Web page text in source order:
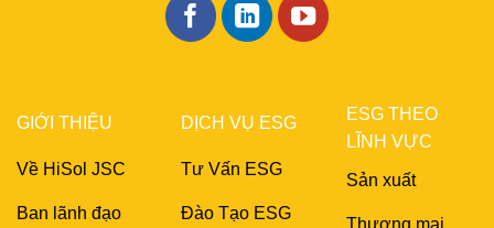
GIỚI THIỆU
Về HiSol JSC
Ban lãnh đạo
DỊCH VỤ ESG
Tư Vấn ESG
Đào Tạo ESG
ESG THEO
LĨNH VỰC
Sản xuất
Thương mại